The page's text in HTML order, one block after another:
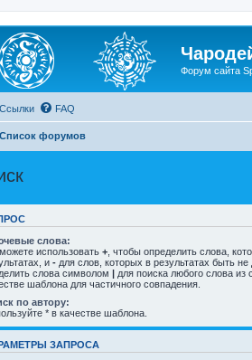
Форум сайта
Ссылки FAQ
Список форумов
слова:
использовать + , чтобы определить слова,
и - для слов, которых в результатах быть
слова символом | для поиска любого слова из
шаблона для частичного совпадения.
по автору:
* в качестве шаблона.
ЗАПРОСА